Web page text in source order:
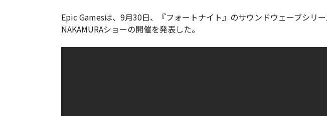
Epic Gamesは、9月30日、『フォートナイト』のサウンドウェーブシリー
NAKAMURAショーの開催を発表した。